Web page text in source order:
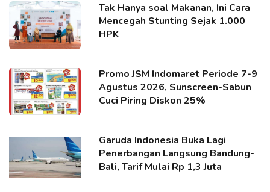
Tak Hanya soal Makanan, Ini Cara
Mencegah Stunting Sejak 1.000
HPK
Promo JSM Indomaret Periode 7-9
Agustus 2026, Sunscreen-Sabun
Cuci Piring Diskon 25%
Garuda Indonesia Buka Lagi
Penerbangan Langsung Bandung-
Bali, Tarif Mulai Rp 1,3 Juta